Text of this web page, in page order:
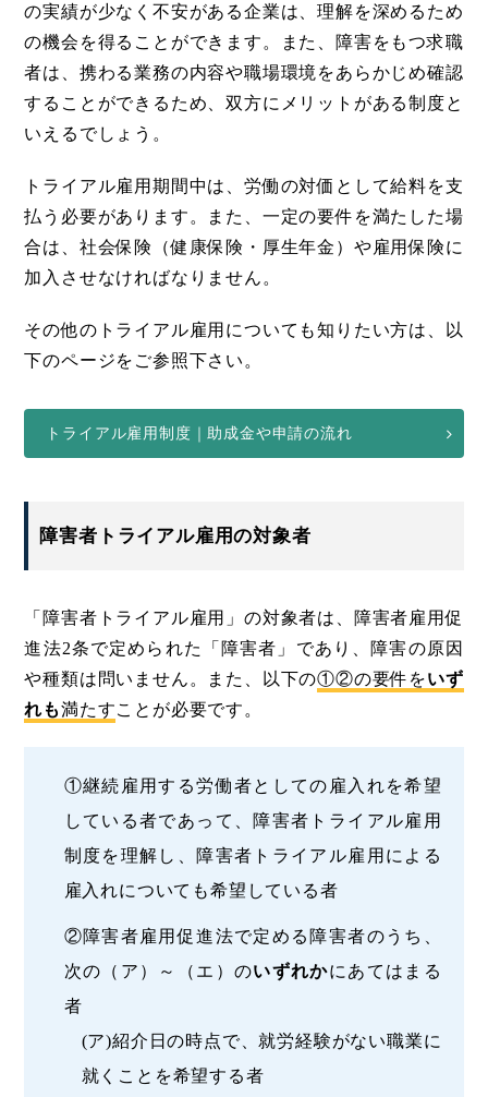
の実績が少なく不安がある企業は、理解を深めるため
の機会を得ることができます。また、障害をもつ求職
者は、携わる業務の内容や職場環境をあらかじめ確認
することができるため、双方にメリットがある制度と
いえるでしょう。
トライアル雇用期間中は、労働の対価として給料を支
払う必要があります。また、一定の要件を満たした場
合は、社会保険（健康保険・厚生年金）や雇用保険に
加入させなければなりません。
その他のトライアル雇用についても知りたい方は、以
下のページをご参照下さい。
トライアル雇用制度｜助成金や申請の流れ
障害者トライアル雇用の対象者
「障害者トライアル雇用」の対象者は、障害者雇用促
進法2条で定められた「障害者」であり、障害の原因
や種類は問いません。また、以下の①②の要件をいず
れも満たすことが必要です。
①継続雇用する労働者としての雇入れを希望
している者であって、障害者トライアル雇用
制度を理解し、障害者トライアル雇用による
雇入れについても希望している者
②障害者雇用促進法で定める障害者のうち、
次の（ア）～（エ）のいずれかにあてはまる
者
(ア)紹介日の時点で、就労経験がない職業に
就くことを希望する者